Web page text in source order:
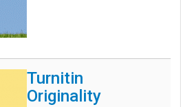
Turnitin
Originality